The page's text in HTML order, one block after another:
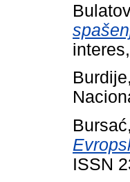
ISSN